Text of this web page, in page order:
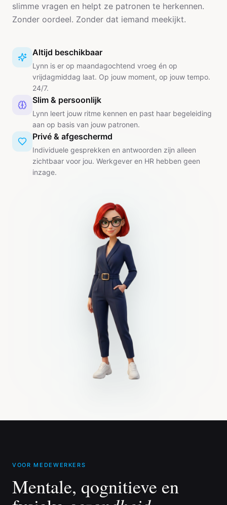
slimme vragen en helpt ze patronen te herkennen.
Zonder oordeel. Zonder dat iemand meekijkt.
Altijd beschikbaar
Lynn is er op maandagochtend vroeg én op
vrijdagmiddag laat. Op jouw moment, op jouw tempo.
24/7.
Slim & persoonlijk
Lynn leert jouw ritme kennen en past haar begeleiding
aan op basis van jouw patronen.
Privé & afgeschermd
Individuele gesprekken en antwoorden zijn alleen
zichtbaar voor jou. Werkgever en HR hebben geen
inzage.
VOOR MEDEWERKERS
Mentale, qognitieve en